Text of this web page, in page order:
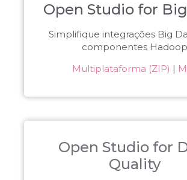
Open Studio for
Simplifique integrações Big
componentes Hadoop
Multiplataforma (ZIP) |
Open Studio for
Quality